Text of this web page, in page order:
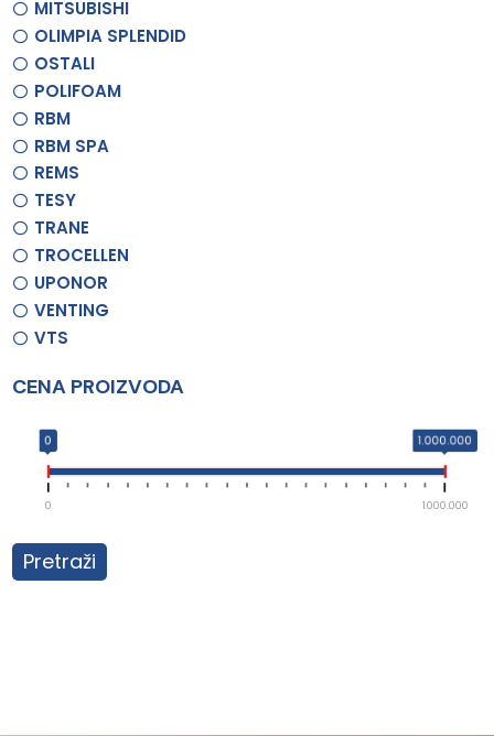
MITSUBISHI
OLIMPIA SPLENDID
OSTALI
POLIFOAM
RBM
RBM SPA
REMS
TESY
TRANE
TROCELLEN
UPONOR
VENTING
VTS
CENA PROIZVODA
0 1.000.000
0 1.000.000
Pretraži